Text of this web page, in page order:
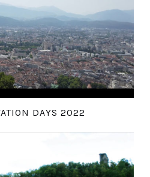
DAYS 2022